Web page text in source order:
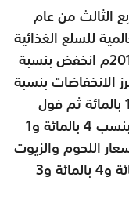
الثالث من عام
للسلع الغذائية
الأساسية خلال الربع الثالث من عام 2019م انخفض بنسبة
الانخفاضات بنسبة
28 بالمائة تلتها أسعار القمح بنسبة 13 بالمائة ثم فول
الصويا بنسبة 5 بالمائة والأرز والألبان بنسب 4 بالمائة و1
اللحوم والزيوت
والدهون والسكر ارتفاعًا بنسب 7 بالمائة و4 بالمائة و3